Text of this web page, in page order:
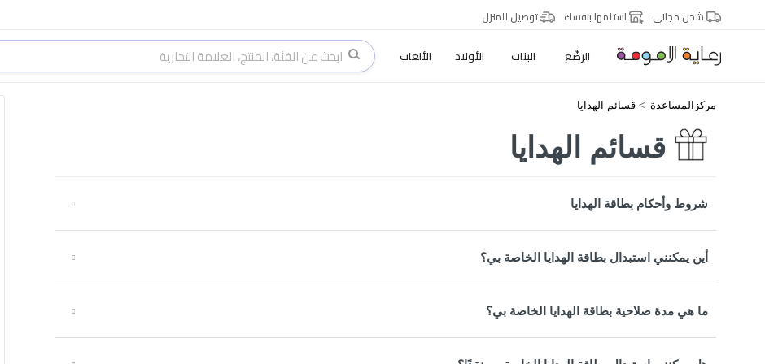
شحن مجاني استلمها بنفسك توصيل للمنزل
الرضّع البنات الأولاد الألعاب
مركزالمساعدة قسائم الهدايا
قسائم الهدايا
شروط وأحكام بطاقة الهدايا
أين يمكنني استبدال بطاقة الهدايا الخاصة بي؟
ما هي مدة صلاحية بطاقة الهدايا الخاصة بي؟